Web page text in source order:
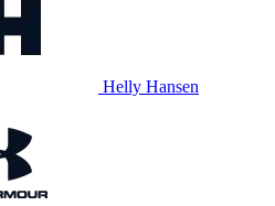
Helly Hansen